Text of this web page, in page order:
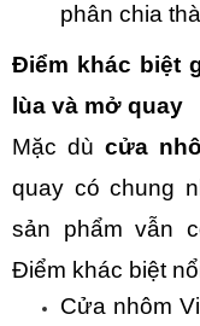
phân chia
Điểm khác biệt
lùa và mở quay
Mặc dù cửa
quay có chung
sản phẩm vẫn
Điểm khác biệt
Cửa nhôm